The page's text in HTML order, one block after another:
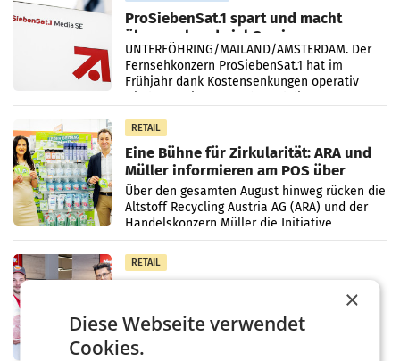
ProSiebenSat.1 spart und macht
überraschend viel Gewinn
UNTERFÖHRING/MAILAND/AMSTERDAM. Der
Fernsehkonzern ProSiebenSat.1 hat im
Frühjahr dank Kostensenkungen operativ
RETAIL
Eine Bühne für Zirkularität: ARA und
Müller informieren am POS über
Kreislauffähigkeit
Über den gesamten August hinweg rücken die
Altstoff Recycling Austria AG (ARA) und der
Handelskonzern Müller die Initiative
„Kreislauf-Helden“ in allen österreichischen
Müller-Filialen
RETAIL
WIENER NEUDORF. – Im Rahmen einer
laufenden Modernisierungsoffensive
erneuert Penny zwei Filialen in Nieder- und
×
Diese Webseite verwendet
Cookies.